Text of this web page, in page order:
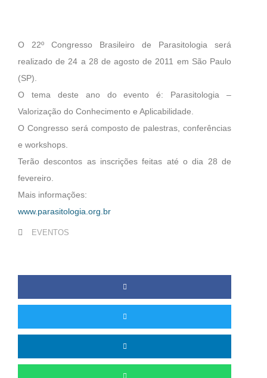
O 22º Congresso Brasileiro de Parasitologia será
realizado de 24 a 28 de agosto de 2011 em São Paulo
(SP).
O tema deste ano do evento é: Parasitologia –
Valorização do Conhecimento e Aplicabilidade.
O Congresso será composto de palestras, conferências
e workshops.
Terão descontos as inscrições feitas até o dia 28 de
fevereiro.
Mais informações:
www.parasitologia.org.br
EVENTOS